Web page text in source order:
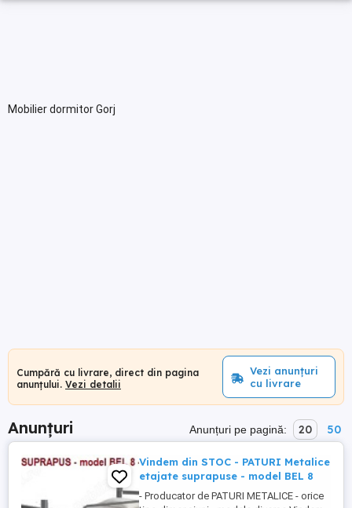
Mobilier dormitor Gorj
Cumpără cu livrare, direct din pagina
anunțului. Vezi detalii
Vezi anunțuri
cu livrare
Anunțuri Anunțuri pe pagină: 20 50
Vindem din STOC - PATURI Metalice
etajate suprapuse - model BEL 8
- Producator de PATURI METALICE - orice